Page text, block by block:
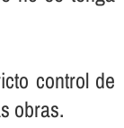
control de
obras.